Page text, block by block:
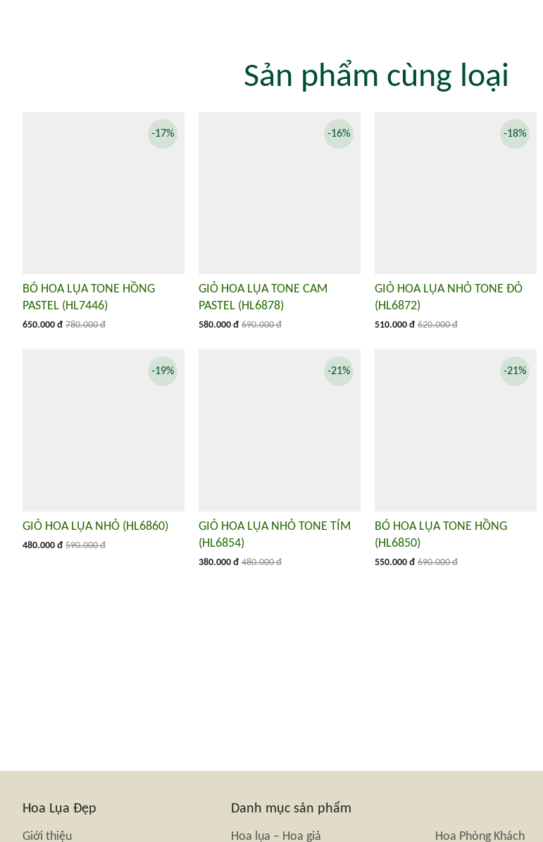
Sản phẩm cùng loại
BÓ HOA LỤA TONE HỒNG
PASTEL (HL7446)
650.000 đ 780.000 đ
-17%
GIỎ HOA LỤA TONE CAM
PASTEL (HL6878)
580.000 đ 690.000 đ
-16%
GIỎ HOA LỤA NHỎ TONE ĐỎ
(HL6872)
510.000 đ 620.000 đ
-18%
GIỎ HOA LỤA NHỎ (HL6860)
480.000 đ 590.000 đ
-19%
GIỎ HOA LỤA NHỎ TONE TÍM
(HL6854)
380.000 đ 480.000 đ
-21%
BÓ HOA LỤA TONE HỒNG
(HL6850)
550.000 đ 690.000 đ
-21%
Hoa Lụa Đẹp
Giới thiệu
Danh mục sản phẩm
Hoa lụa – Hoa giả Hoa Phòng Khách